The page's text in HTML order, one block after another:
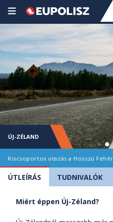
ÚJ-ZÉLAND
Kiscsoportos utazás a Hosszú
ÚTLEÍRÁS TUDNIVALÓK
Miért éppen Új-Zéland?